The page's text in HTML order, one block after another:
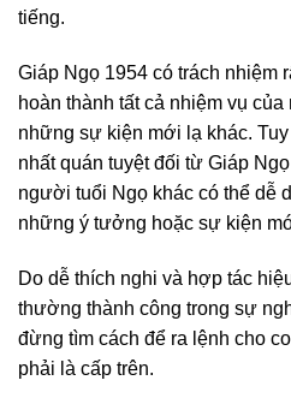
tiếng.
Giáp Ngọ 1954 có trách nhiệm
hoàn thành tất cả nhiệm vụ
những sự kiện mới lạ khác.
nhất quán tuyệt đối từ Giáp
người tuổi Ngọ khác có thể dễ
những ý tưởng hoặc sự kiện
Do dễ thích nghi và hợp tác
thường thành công trong sự
đừng tìm cách để ra lệnh cho
phải là cấp trên.